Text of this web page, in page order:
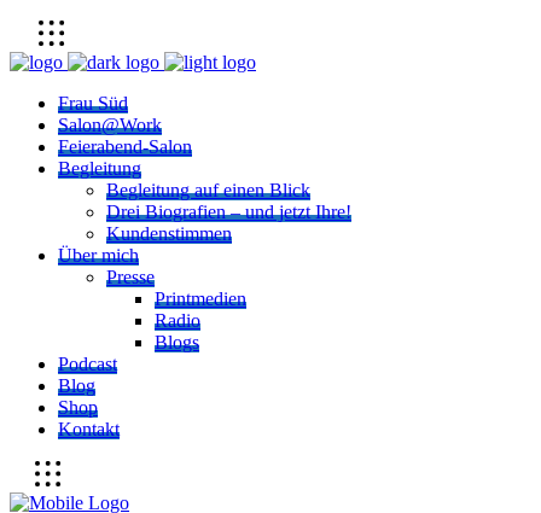
Frau Süd
Salon@Work
Feierabend-Salon
Begleitung
Begleitung auf einen Blick
Drei Biografien – und jetzt Ihre!
Kundenstimmen
Über mich
Presse
Printmedien
Radio
Blogs
Podcast
Blog
Shop
Kontakt